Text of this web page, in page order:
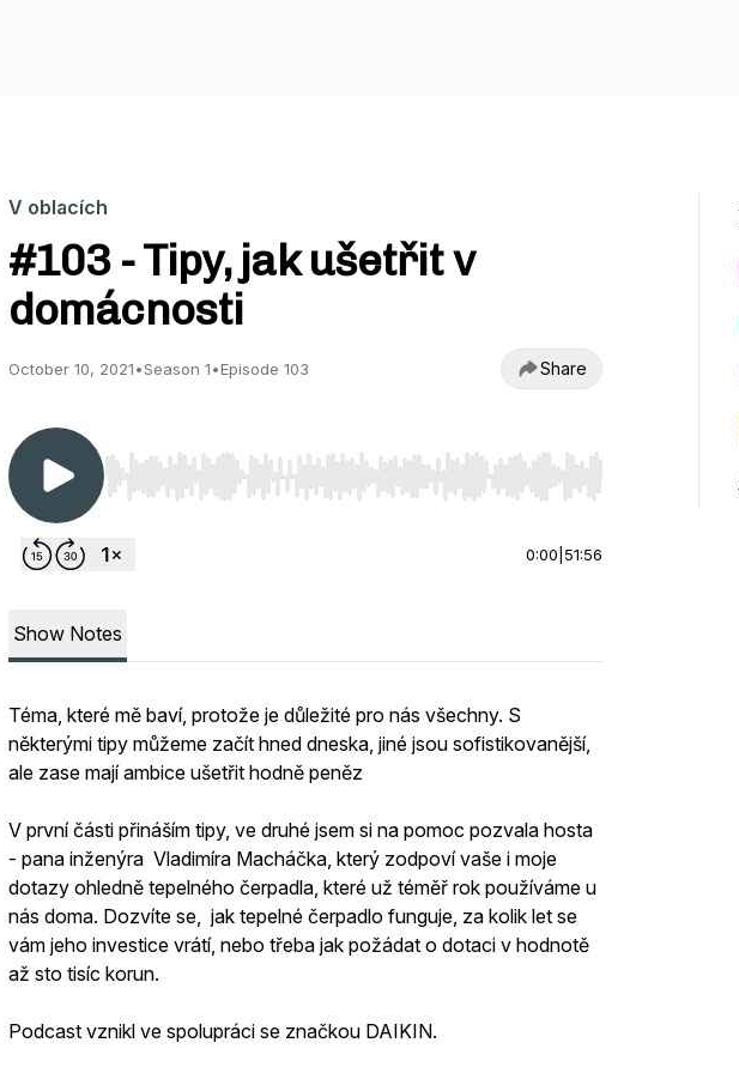
V oblacích
#103 - Tipy, jak ušetřit v
domácnosti
October 10, 2021•Season 1•Episode 103 Share
Use Left/Right to seek, Home/End to jump to start or end. Hold shift to
0:00 51:56
Show Notes
Téma, které mě baví, protože je důležité pro nás všechny. S
některými tipy můžeme začít hned dneska, jiné jsou sofistikovanější,
ale zase mají ambice ušetřit hodně peněz
V první části přináším tipy, ve druhé jsem si na pomoc pozvala hosta
- pana inženýra Vladimíra Macháčka, který zodpoví vaše i moje
dotazy ohledně tepelného čerpadla, které už téměř rok používáme u
nás doma. Dozvíte se, jak tepelné čerpadlo funguje, za kolik let se
vám jeho investice vrátí, nebo třeba jak požádat o dotaci v hodnotě
až sto tisíc korun.
Podcast vznikl ve spolupráci se značkou DAIKIN.